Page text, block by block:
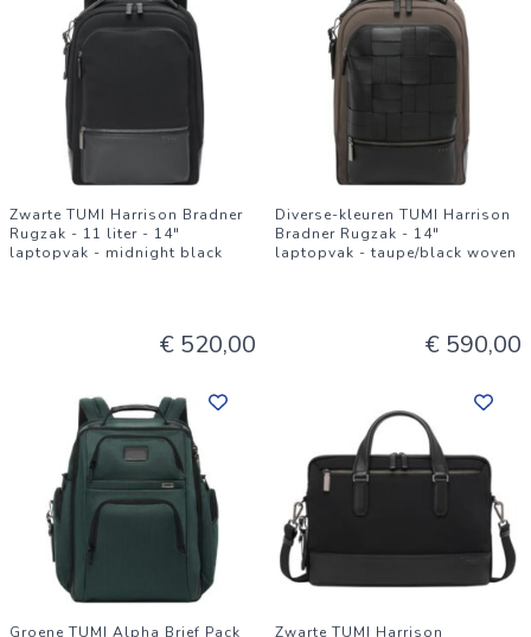
Zwarte TUMI Harrison Bradner
Rugzak - 11 liter - 14"
laptopvak - midnight black
€ 520,00
Diverse-kleuren TUMI Harrison
Bradner Rugzak - 14"
laptopvak - taupe/black woven
€ 590,00
Groene TUMI Alpha Brief Pack
Zwarte TUMI Harrison